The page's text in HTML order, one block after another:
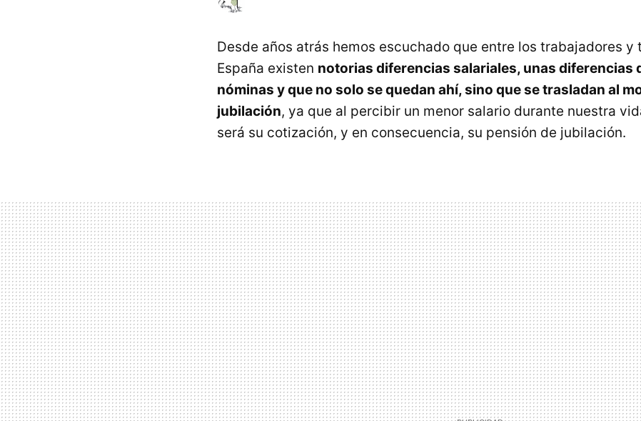
Desde años atrás hemos escuchado que entre los trabajadores y
España existen notorias diferencias salariales, unas diferencias
nóminas y que no solo se quedan ahí, sino que se trasladan al
jubilación, ya que al percibir un menor salario durante nuestra
será su cotización, y en consecuencia, su pensión de jubilación.